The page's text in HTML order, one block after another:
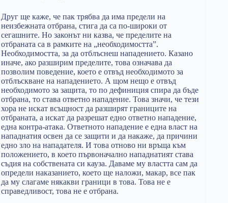
Друг ще каже, че пак трябва да има предели на
неизбежната отбрана, стига да са по-широки от
сегашните. Но законът ни казва, че пределите на
отбраната са в рамките на „необходимостта”.
Необходимостта, за да отблъснеш нападението. Казано
иначе, ако разширим пределите, това означава да
позволим поведение, което е отвъд необходимото за
отблъскване на нападението. А щом нещо е отвъд
необходимото за защита, то по дефиниция спира да бъде
отбрана, то става ответно нападение. Това значи, че тези
хора не искат всъщност да разширят границите на
отбраната, а искат да разрешат едно ответно нападение,
една контра-атака. Ответното нападение е една власт на
нападнатия освен да се защити и да накаже, да причини
едно зло на нападателя. И това отново ни връща към
положението, в което първоначално нападнатият става
съдия на собствената си кауза. Даваме му властта сам да
определи наказанието, което ще наложи, макар, все пак
да му слагаме някакви граници в това. Това не е
справедливост, това не е отбрана.